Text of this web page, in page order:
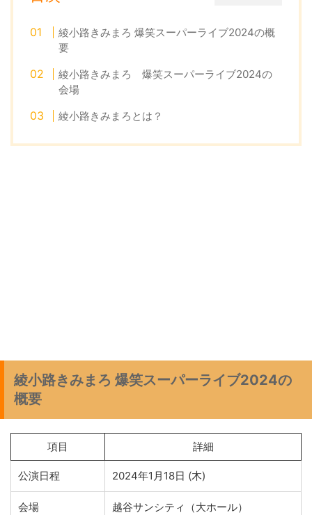
綾小路きみまろ 爆笑スーパーライブ2024の概
要
綾小路きみまろ 爆笑スーパーライブ2024の
会場
綾小路きみまろとは？
綾小路きみまろ 爆笑スーパーライブ2024の
概要
項目 詳細
公演日程 2024年1月18日 (木)
会場 越谷サンシティ（大ホール）